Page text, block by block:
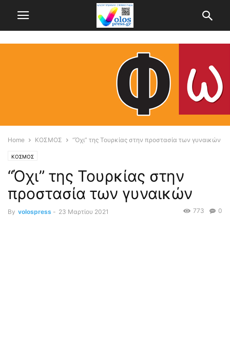
Home ΚΟΣΜΟΣ “Όχι” της Τουρκίας στην προστασία των γυναικών
ΚΟΣΜΟΣ
“Όχι” της Τουρκίας στην
προστασία των γυναικών
By volospress - 23 Μαρτίου 2021 0
773